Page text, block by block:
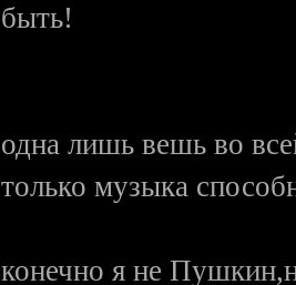
быть!
одна лишь вешь во
только музыка
конечно я не